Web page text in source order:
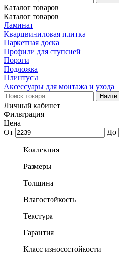
Каталог товаров
Каталог товаров
Ламинат
Кварцвиниловая плитка
Паркетная доска
Профили для ступеней
Пороги
Подложка
Плинтусы
Аксессуары для монтажа и ухода
Личный кабинет
Фильтрация
Цена
От
До
Коллекция
Размеры
Толщина
Влагостойкость
Текстура
Гарантия
Класс износостойкости